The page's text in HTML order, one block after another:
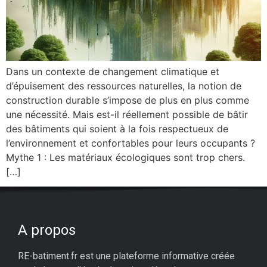
Dans un contexte de changement climatique et
d’épuisement des ressources naturelles, la notion de
construction durable s’impose de plus en plus comme
une nécessité. Mais est-il réellement possible de bâtir
des bâtiments qui soient à la fois respectueux de
l’environnement et confortables pour leurs occupants ?
Mythe 1 : Les matériaux écologiques sont trop chers.
[…]
A propos
RE-batiment.fr est une plateforme informative créée